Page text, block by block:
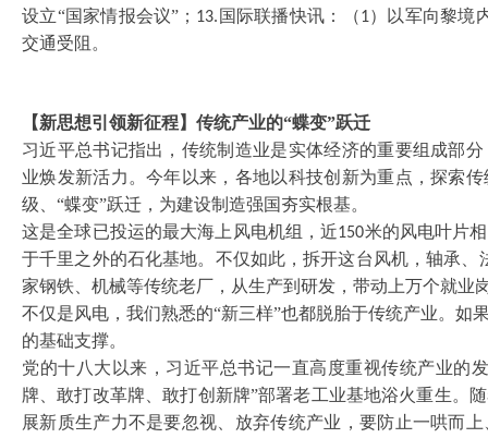
设立“国家情报会议”； 13. 国际联播快讯：（1）以军向黎境
交通受阻。
【新思想引领新征程】传统产业的“蝶变”跃迁
习近平总书记指出，传统制造业是实体经济的重要组成部
业焕发新活力。今年以来，各地以科技创新为重点，探索
级、 “蝶变”跃迁，为建设制造强国夯实根基。
这是全球已投运的最大海上风电机组，近150米的风电叶片
于千里之外的石化基地。不仅如此，拆开这台风机，轴承
家钢铁、机械等传统老厂，从生产到研发，带动上万个就业
不仅是风电，我们熟悉的“新三样”也都脱胎于传统产业。如
的基础支撑。
党的十八大以来，习近平总书记一直高度重视传统产业的
牌、敢打改革牌、敢打创新牌”部署老工业基地浴火重生。
展新质生产力不是要忽视、放弃传统产业，要防止一哄而